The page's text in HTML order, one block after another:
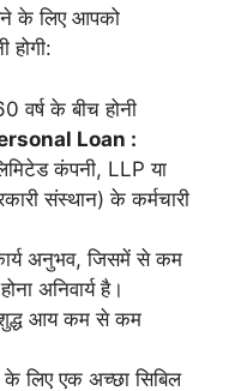
के लिए आपको
होगी:
वर्ष के बीच होनी
Loan :
कंपनी, LLP या
संस्थान) के कर्मचारी
अनुभव, जिसमें से कम
अनिवार्य है।
आय कम से कम
लिए एक अच्छा सिबिल